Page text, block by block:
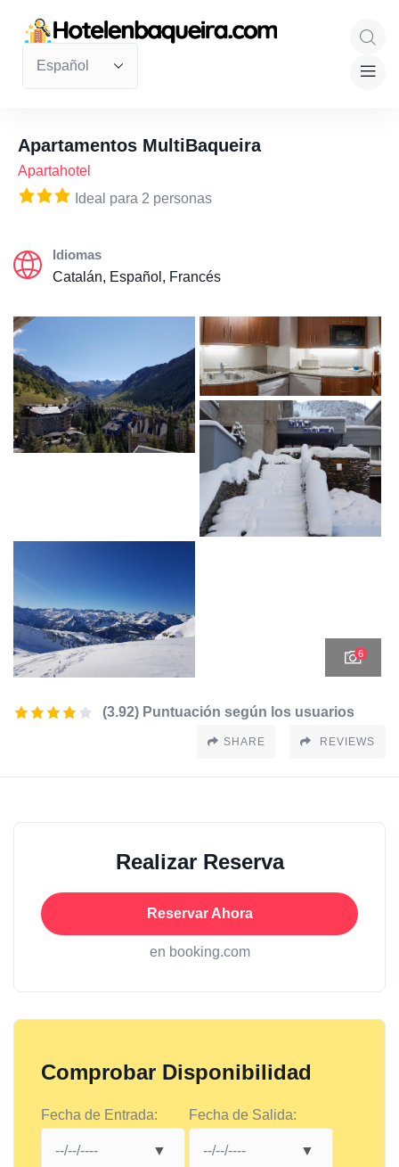
Apartamentos MultiBaqueira
Apartahotel
Ideal para 2 personas
Idiomas
Catalán, Español, Francés
6
(3.92) Puntuación según los usuarios
SHARE REVIEWS
Realizar Reserva
Reservar Ahora
en booking.com
Comprobar Disponibilidad
Fecha de Entrada: Fecha de Salida: